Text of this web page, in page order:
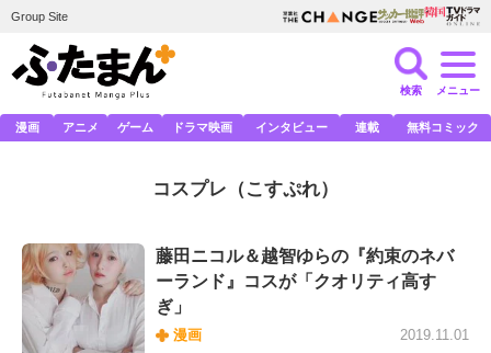
Group Site
検索 メニュー
漫画 アニメ ゲーム ドラマ映画 インタビュー 連載 無料コミック
コスプレ （こすぷれ）
藤田ニコル＆越智ゆらの『約束のネバ
ーランド』コスが「クオリティ高す
ぎ」
漫画 2019.11.01